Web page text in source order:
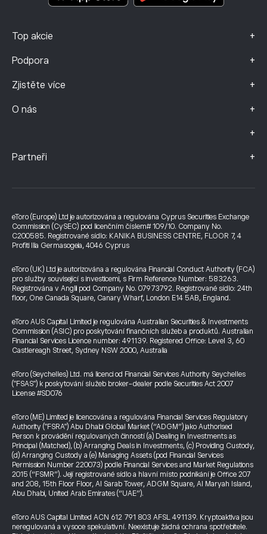
Top akcie +
Podpora +
Zjistěte více +
O nás +
+
Partneři +
eToro (Europe) Ltd je autorizována a regulována Cyprus Securities Exchange
Commission (CySEC) pod licenčním číslem# 109/10. Company No.
C200585. Registrované sídlo: KANIKA BUSINESS CENTRE, FLOOR 7, 4
Profiti Ilia Germasogeia, 4046 Cyprus
eToro (UK) Ltd je autorizována a regulována Financial Conduct Authority (FCA)
pro služby související s investicemi, s Firm Reference Number: 583263.
Registrována v Anglii pod Company No. 07973792. Registrované sídlo: 24th
floor, One Canada Square, Canary Wharf, London E14 5AB, England.
eToro AUS Capital Limited je regulována Australian Securities & Investments
Commission (ASIC) pro poskytování finančních služeb a produktů. Australian
Financial Services Licence number: 491139. Registered Office: Level 3, 60
Castlereagh Street, Sydney NSW 2000, Australia
eToro (Seychelles) Ltd. má licenci od Financial Services Authority Seychelles
("FSAS") k poskytování služeb broker-dealer podle Securities Act 2007
License #SD076
eToro (ME) Limited je licencována a regulována Financial Services Regulatory
Authority ("FSRA") Abu Dhabi Global Market (“ADGM”) jako Authorised
Person k provádění regulovaných činností (a) Dealing in Investments as
Principal (Matched), (b) Arranging Deals in Investments, (c) Providing Custody,
(d) Arranging Custody a (e) Managing Assets (pod Financial Services
Permission Number 220073) podle Financial Services and Market Regulations
2015 (“FSMR”). Její registrované sídlo a hlavní místo podnikání je Office 207
and 208, 15th Floor Floor, Al Sarab Tower, ADGM Square, Al Maryah Island,
Abu Dhabi, United Arab Emirates (“UAE”).
eToro AUS Capital Limited ACN 612 791 803 AFSL 491139. Kryptoaktiva jsou
neregulovaná a vysoce spekulativní. Neexistuje žádná ochrana spotřebitele.